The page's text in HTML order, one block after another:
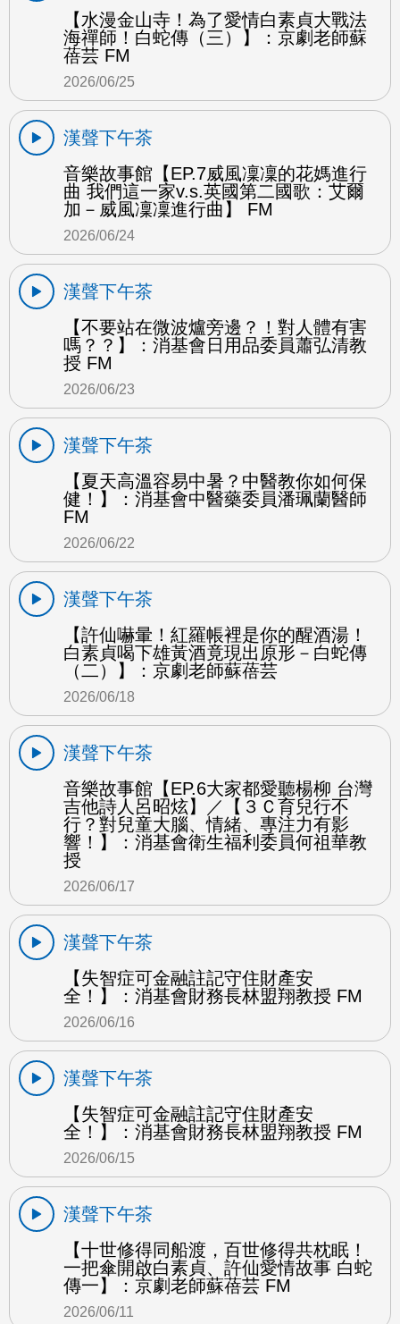
【水漫金山寺！為了愛情白素貞大戰法
海禪師！白蛇傳（三）】：京劇老師蘇
蓓芸 FM
2026/06/25
漢聲下午茶
音樂故事館【EP.7威風凜凜的花媽進行
曲 我們這一家v.s.英國第二國歌：艾爾
加－威風凜凜進行曲】 FM
2026/06/24
漢聲下午茶
【不要站在微波爐旁邊？！對人體有害
嗎？？】：消基會日用品委員蕭弘清教
授 FM
2026/06/23
漢聲下午茶
【夏天高溫容易中暑？中醫教你如何保
健！】：消基會中醫藥委員潘珮蘭醫師
FM
2026/06/22
漢聲下午茶
【許仙嚇暈！紅羅帳裡是你的醒酒湯！
白素貞喝下雄黃酒竟現出原形－白蛇傳
（二）】：京劇老師蘇蓓芸
2026/06/18
漢聲下午茶
音樂故事館【EP.6大家都愛聽楊柳 台灣
吉他詩人呂昭炫】／【３Ｃ育兒行不
行？對兒童大腦、情緒、專注力有影
響！】：消基會衛生福利委員何祖華教
授
2026/06/17
漢聲下午茶
【失智症可金融註記守住財產安
全！】：消基會財務長林盟翔教授 FM
2026/06/16
漢聲下午茶
【失智症可金融註記守住財產安
全！】：消基會財務長林盟翔教授 FM
2026/06/15
漢聲下午茶
【十世修得同船渡，百世修得共枕眠！
一把傘開啟白素貞、許仙愛情故事 白蛇
傳一】：京劇老師蘇蓓芸 FM
2026/06/11